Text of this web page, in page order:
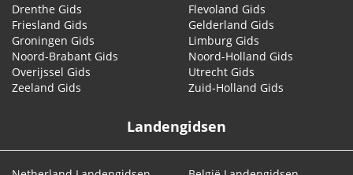
Drenthe Gids
Flevoland Gids
Friesland Gids
Gelderland Gids
Groningen Gids
Limburg Gids
Noord-Brabant Gids
Noord-Holland Gids
Overijssel Gids
Utrecht Gids
Zeeland Gids
Zuid-Holland Gids
Landengidsen